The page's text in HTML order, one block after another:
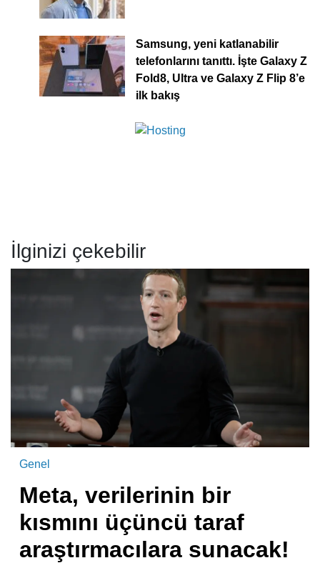
Samsung, yeni katlanabilir
telefonlarını tanıttı. İşte Galaxy Z
Fold8, Ultra ve Galaxy Z Flip 8’e
ilk bakış
İlginizi çekebilir
Genel
Meta, verilerinin bir
kısmını üçüncü taraf
araştırmacılara sunacak!